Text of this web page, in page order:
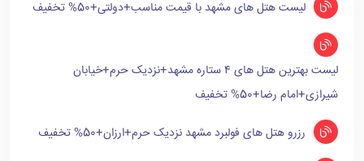
لیست هتل های مشهد با قیمت مناسب+دولتی+50% تخفیف
لیست بهترین هتل های ۴ ستاره مشهد+نزدیک حرم+خیابان
شیرازی+امام رضا+50% تخفیف
رزرو هتل های فولبرد مشهد نزدیک حرم+ارزان+50% تخفیف